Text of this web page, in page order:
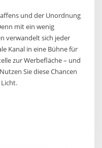
und der Unordnung
mit ein wenig
verwandelt sich jeder
Kanal in eine Bühne für
zur Werbefläche – und
Sie diese Chancen